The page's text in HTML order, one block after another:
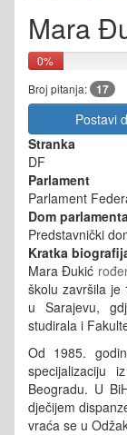
Mara
0%
Broj pitanja: 17
Postavi
Stranka
DF
Parlament
Parlament
Dom parlamenta
Predstavnički
Kratka
Mara Đukić
školu završila je
u Sarajevu,
studirala i
Od 1985.
specijalizaciju
Beogradu. U
dječijem
vraća se u